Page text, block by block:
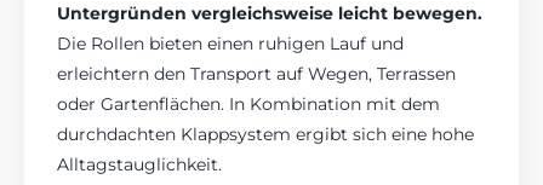
Untergründen vergleichsweise leicht bewegen.
Die Rollen bieten einen ruhigen Lauf und
erleichtern den Transport auf Wegen, Terrassen
oder Gartenflächen. In Kombination mit dem
durchdachten Klappsystem ergibt sich eine hohe
Alltagstauglichkeit.